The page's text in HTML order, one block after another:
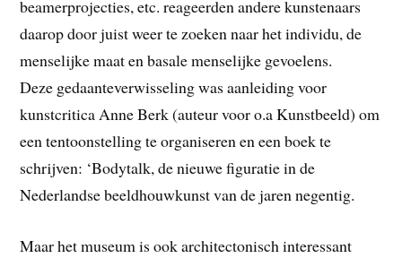
beamerprojecties, etc. reageerden andere kunstenaars
daarop door juist weer te zoeken naar het individu, de
menselijke maat en basale menselijke gevoelens.
Deze gedaanteverwisseling was aanleiding voor
kunstcritica Anne Berk (auteur voor o.a Kunstbeeld) om
een tentoonstelling te organiseren en een boek te
schrijven: ‘Bodytalk, de nieuwe figuratie in de
Nederlandse beeldhouwkunst van de jaren negentig.
Maar het museum is ook architectonisch interessant